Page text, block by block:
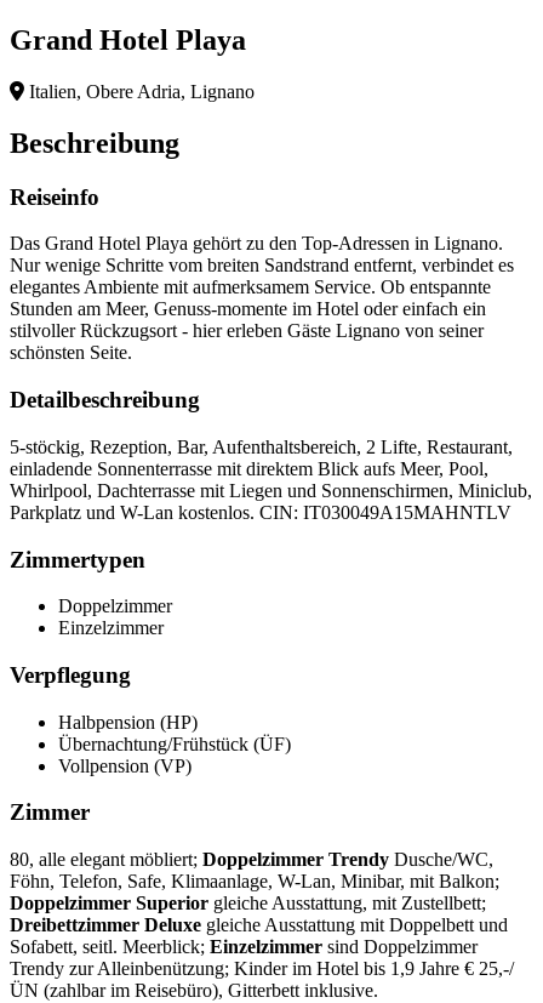
Grand Hotel Playa
Italien, Obere Adria, Lignano
Beschreibung
Reiseinfo
Das Grand Hotel Playa gehört zu den Top-Adressen in Lignano.
Nur wenige Schritte vom breiten Sandstrand entfernt, verbindet es
elegantes Ambiente mit aufmerksamem Service. Ob entspannte
Stunden am Meer, Genuss-momente im Hotel oder einfach ein
stilvoller Rückzugsort - hier erleben Gäste Lignano von seiner
schönsten Seite.
Detailbeschreibung
5-stöckig, Rezeption, Bar, Aufenthaltsbereich, 2 Lifte, Restaurant,
einladende Sonnenterrasse mit direktem Blick aufs Meer, Pool,
Whirlpool, Dachterrasse mit Liegen und Sonnenschirmen, Miniclub,
Parkplatz und W-Lan kostenlos. CIN: IT030049A15MAHNTLV
Zimmertypen
Doppelzimmer
Einzelzimmer
Verpflegung
Halbpension (HP)
Übernachtung/Frühstück (ÜF)
Vollpension (VP)
Zimmer
80, alle elegant möbliert; Doppelzimmer Trendy Dusche/WC,
Föhn, Telefon, Safe, Klimaanlage, W-Lan, Minibar, mit Balkon;
Doppelzimmer Superior gleiche Ausstattung, mit Zustellbett;
Dreibettzimmer Deluxe gleiche Ausstattung mit Doppelbett und
Sofabett, seitl. Meerblick; Einzelzimmer sind Doppelzimmer
Trendy zur Alleinbenützung; Kinder im Hotel bis 1,9 Jahre € 25,-/
ÜN (zahlbar im Reisebüro), Gitterbett inklusive.